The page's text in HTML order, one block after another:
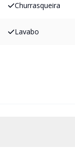
Churrasqueira
Lavabo